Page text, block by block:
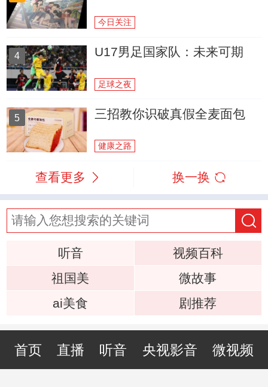
今日关注
4 U17男足国家队：未来可期
足球之夜
5 三招教你识破真假全麦面包
健康之路
查看更多 换一换
听音
视频百科
祖国美
微故事
ai美食
剧推荐
首页 直播 听音 央视影音 微视频